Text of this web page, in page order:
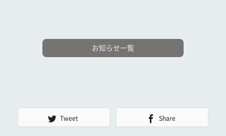
お知らせ一覧
Tweet Share